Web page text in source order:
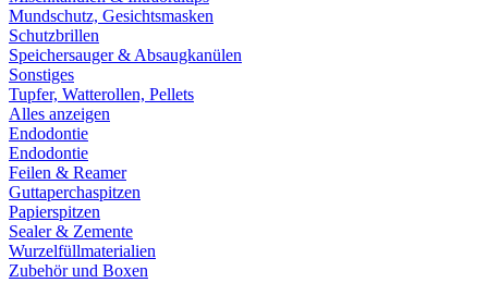
Mundschutz, Gesichtsmasken
Schutzbrillen
Speichersauger & Absaugkanülen
Sonstiges
Tupfer, Watterollen, Pellets
Alles anzeigen
Endodontie
Endodontie
Feilen & Reamer
Guttaperchaspitzen
Papierspitzen
Sealer & Zemente
Wurzelfüllmaterialien
Zubehör und Boxen